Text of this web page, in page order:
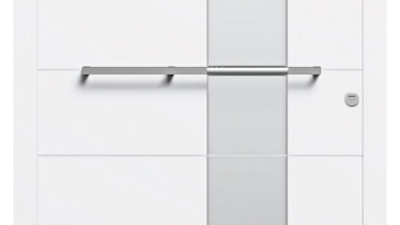
Hochwasser­schutz